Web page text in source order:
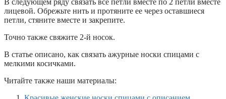
В следующем ряду связать все петли вместе по 2 петли вместе
лицевой. Обрежьте нить и протяните ее через оставшиеся
петли, стяните вместе и закрепите.
Точно также свяжите 2-й носок.
В статье описано, как связать ажурные носки спицами с
мелкими косичками.
Читайте также наши материалы: